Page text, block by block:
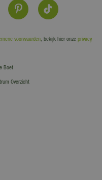
voorwaarden, bekijk hier onze privacy
Boet
Overzicht